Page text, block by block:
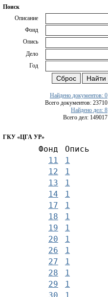
Поиск
Описание
Фонд
Опись
Дело
Год
Найдено документов: 0
Всего документов: 23710
Найдено дел: 8
Всего дел: 149017
ГКУ «ЦГА УР»
Фонд
Опись
11
1
12
1
13
1
14
1
17
1
18
1
19
1
20
1
26
1
27
1
28
1
29
1